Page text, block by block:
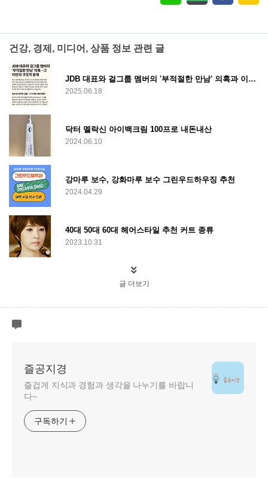
건강, 경제, 미디어, 상품 정보 관련 글
JDB 대표와 걸그룹 멤버의 '부적절한 만남' 의혹과 이면의 구조적 문제
2025.06.18
닥터 멜락신 아이백크림 100프로 내돈내산
2024.06.10
강마루 보수, 강화마루 보수 그린우드하우징 추천
2024.04.29
40대 50대 60대 헤어스타일 추천 커트 종류
2023.10.31
글 더보기
즐공지경
즐겁게 지식과 경험과 생각을 나누기를 바랍니
다~
구독하기